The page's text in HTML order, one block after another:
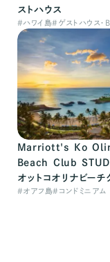
ストハウス
#ハワイ島# ゲストハウス・
Marriott's Ko
Beach Club
オットコオリナビーチ
#オアフ島# コンドミニアム